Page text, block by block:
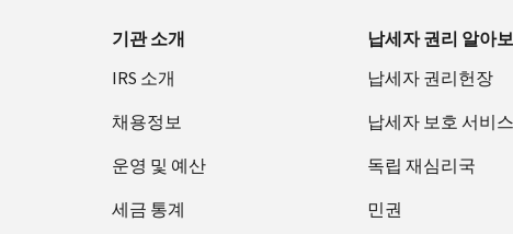
기관 소개
IRS 소개
채용정보
운영 및 예산
세금 통계
납세자 권리 알아
납세자 권리헌장
납세자 보호 서비스
독립 재심리국
민권